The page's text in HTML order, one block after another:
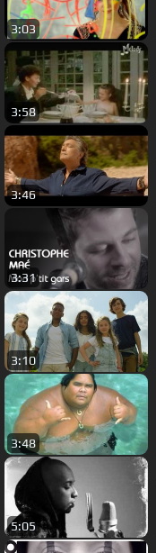
3:03
3:58
3:46
3:31
3:10
3:48
5:05